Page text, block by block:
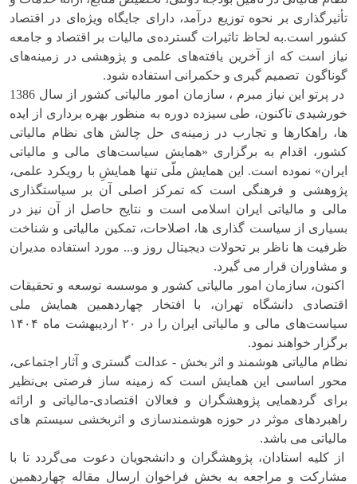
تأثیرگذاری بر نحوه توزیع درآمد، دارای جایگاه ویژه‌ای در اقتصاد
کشور است.به لحاظ تاثیرات گسترده‌ی مالیات بر اقتصاد و جامعه
نیاز است که از آخرین یافته‌های علمی و پژوهشی در زمینه‌های
گوناگون تصمیم گیری و حکمرانی استفاده شود.
در پرتو این نیاز مبرم ، سازمان امور مالیاتی کشور از سال 1386
خورشیدی تاکنون، طی سیزده دوره به منظور بهره برداری از ایده
ها، راهکارها و تجارب در زمینه‌ی حل چالش های نظام مالیاتی
کشور، اقدام به برگزاری «همایش سیاست‌های مالی و مالیاتی
ایران» نموده است. این همایش ملّی تنها همایشِ با رویکرد علمی،
پژوهشی و فرهنگی است که تمرکز اصلی آن بر سیاستگذاری
مالی و مالیاتی ایران اسلامی است و نتایج حاصل از آن نیز در
بسیاری از سیاست گذاری ها، اصلاحات، تمکین مالیاتی و شناخت
ظرفیت ها ناظر بر تحولات دیجیتال روز و... مورد استفاده مدیران
و مشاوران قرار می گیرد.
اکنون، سازمان امور مالیاتی کشور و موسسه توسعه و تحقیقات
اقتصادی دانشگاه تهران، با افتخار چهاردهمین همایش ملی
سیاست‌های مالی و مالیاتی ایران را در ۲۰ اردیبهشت ماه ۱۴۰۴
برگزار خواهند نمود.
نظام مالیاتی هوشمند و اثر بخش - عدالت گستری و آثار اجتماعی،
محور اساسی این همایش است که زمینه ساز فرصتی بی‌نظیر
برای گردهمایی پژوهشگران و فعالان اقتصادی-مالیاتی و ارائه
راهبردهای موثر در حوزه هوشمندسازی و اثربخشی سیستم های
مالیاتی می باشد.
از کلیه استادان، پژوهشگران و دانشجویان دعوت می‌گردد تا با
مشارکت و مراجعه به بخش فراخوان ارسال مقاله چهاردهمین